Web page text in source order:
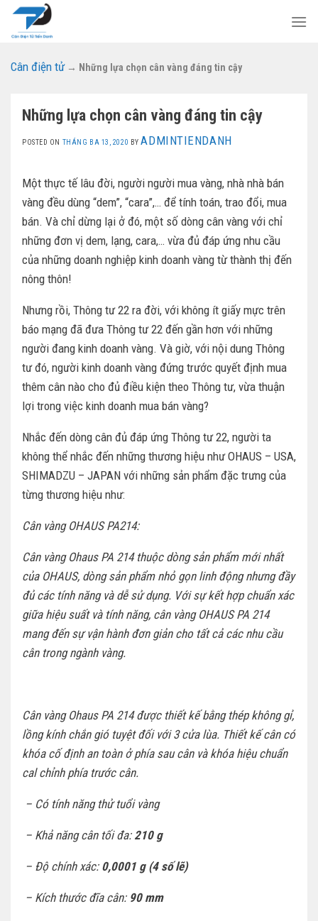
Skip
Cân điện tử→ Những lựa chọn cân vàng đáng tin cậy
Những lựa chọn cân vàng đáng tin cậy
POSTED ON THÁNG BA 13, 2020 BYADMINTIENDANH
Một thực tế lâu đời, người người mua vàng, nhà nhà bán
vàng đều dùng “dem”, “cara”,… để tính toán, trao đổi, mua
bán. Và chỉ dừng lại ở đó, một số dòng cân vàng với chỉ
những đơn vị dem, lạng, cara,… vừa đủ đáp ứng nhu cầu
của những doanh nghiệp kinh doanh vàng từ thành thị đến
nông thôn!
Nhưng rồi, Thông tư 22 ra đời, với không ít giấy mực trên
báo mạng đã đưa Thông tư 22 đến gần hơn với những
người đang kinh doanh vàng. Và giờ, với nội dung Thông
tư đó, người kinh doanh vàng đứng trước quyết định mua
thêm cân nào cho đủ điều kiện theo Thông tư, vừa thuận
lợi trong việc kinh doanh mua bán vàng?
Nhắc đến dòng cân đủ đáp ứng Thông tư 22, người ta
không thể nhắc đến những thương hiệu như OHAUS – USA,
SHIMADZU – JAPAN với những sản phẩm đặc trưng của
từng thương hiệu như:
Cân vàng OHAUS PA214:
Cân vàng Ohaus PA 214 thuộc dòng sản phẩm mới nhất
của OHAUS, dòng sản phẩm nhỏ gọn linh động nhưng đầy
đủ các tính năng và dễ sử dụng. Với sự kết hợp chuẩn xác
giữa hiệu suất và tính năng, cân vàng OHAUS PA 214
mang đến sự vận hành đơn giản cho tất cả các nhu cầu
cân trong ngành vàng.
Cân vàng Ohaus PA 214 được thiết kế bằng thép không gỉ,
lồng kính chắn gió tuyệt đối với 3 cửa lùa. Thiết kế cân có
khóa cố định an toàn ở phía sau cân và khóa hiệu chuẩn
cal chỉnh phía trước cân.
– Có tính năng thử tuổi vàng
– Khả năng cân tối đa: 210 g
– Độ chính xác: 0,0001 g (4 số lẽ)
– Kích thước đĩa cân: 90 mm